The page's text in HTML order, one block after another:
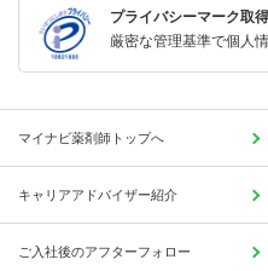
プライバシーマーク取
厳密な管理基準で個人
マイナビ薬剤師トップへ
キャリアアドバイザー紹介
ご入社後のアフターフォロー